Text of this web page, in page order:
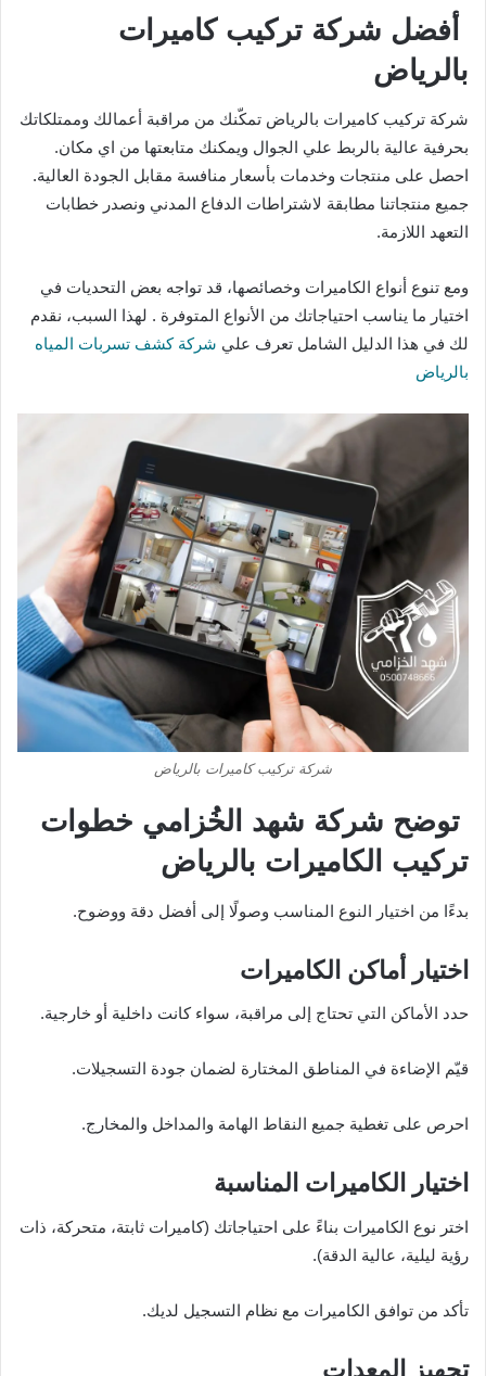
أفضل شركة تركيب كاميرات
بالرياض
شركة تركيب كاميرات بالرياض تمكّنك من مراقبة أعمالك وممتلكاتك
بحرفية عالية بالربط علي الجوال ويمكنك متابعتها من اي مكان.
احصل على منتجات وخدمات بأسعار منافسة مقابل الجودة العالية.
جميع منتجاتنا مطابقة لاشتراطات الدفاع المدني ونصدر خطابات
التعهد اللازمة.
ومع تنوع أنواع الكاميرات وخصائصها، قد تواجه بعض التحديات في
اختيار ما يناسب احتياجاتك من الأنواع المتوفرة . لهذا السبب، نقدم
لك في هذا الدليل الشامل تعرف علي شركة كشف تسربات المياه
بالرياض
شركة تركيب كاميرات بالرياض
توضح شركة شهد الخُزامي خطوات
تركيب الكاميرات بالرياض
بدءًا من اختيار النوع المناسب وصولًا إلى أفضل دقة ووضوح.
اختيار أماكن الكاميرات
حدد الأماكن التي تحتاج إلى مراقبة، سواء كانت داخلية أو خارجية.
قيّم الإضاءة في المناطق المختارة لضمان جودة التسجيلات.
احرص على تغطية جميع النقاط الهامة والمداخل والمخارج.
اختيار الكاميرات المناسبة
اختر نوع الكاميرات بناءً على احتياجاتك (كاميرات ثابتة، متحركة، ذات
رؤية ليلية، عالية الدقة).
تأكد من توافق الكاميرات مع نظام التسجيل لديك.
تجهيز المعدات